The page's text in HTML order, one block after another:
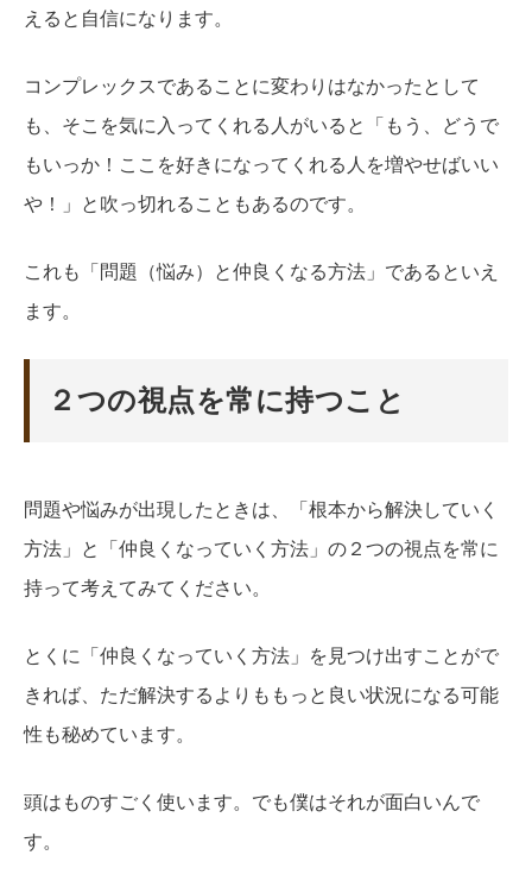
えると自信になります。
コンプレックスであることに変わりはなかったとして
も、そこを気に入ってくれる人がいると「もう、どうで
もいっか！ここを好きになってくれる人を増やせばいい
や！」と吹っ切れることもあるのです。
これも「問題（悩み）と仲良くなる方法」であるといえ
ます。
２つの視点を常に持つこと
問題や悩みが出現したときは、「根本から解決していく
方法」と「仲良くなっていく方法」の２つの視点を常に
持って考えてみてください。
とくに「仲良くなっていく方法」を見つけ出すことがで
きれば、ただ解決するよりももっと良い状況になる可能
性も秘めています。
頭はものすごく使います。でも僕はそれが面白いんで
す。